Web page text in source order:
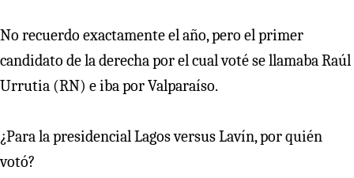
No recuerdo exactamente el año, pero el primer
candidato de la derecha por el cual voté se llamaba Raúl
Urrutia (RN) e iba por Valparaíso.
¿Para la presidencial Lagos versus Lavín, por quién
votó?